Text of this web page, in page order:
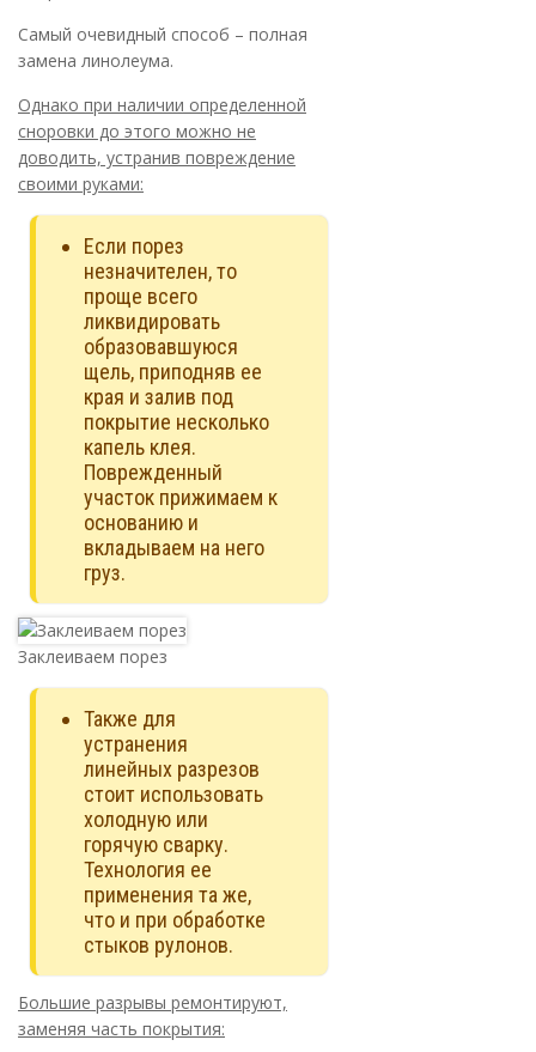
Самый очевидный способ – полная
замена линолеума.
Однако при наличии определенной
сноровки до этого можно не
доводить, устранив повреждение
своими руками:
Если порез
незначителен, то
проще всего
ликвидировать
образовавшуюся
щель, приподняв ее
края и залив под
покрытие несколько
капель клея.
Поврежденный
участок прижимаем к
основанию и
вкладываем на него
груз.
Заклеиваем порез
Также для
устранения
линейных разрезов
стоит использовать
холодную или
горячую сварку.
Технология ее
применения та же,
что и при обработке
стыков рулонов.
Большие разрывы ремонтируют,
заменяя часть покрытия: